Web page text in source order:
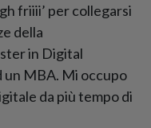
friiii’ per collegarsi
della
in Digital
MBA. Mi occupo
da più tempo di